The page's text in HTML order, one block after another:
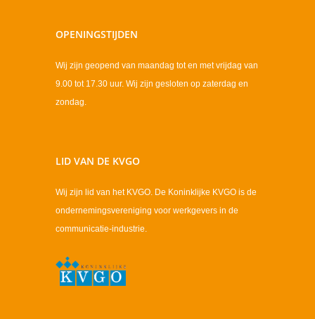
OPENINGSTIJDEN
Wij zijn geopend van maandag tot en met vrijdag van
9.00 tot 17.30 uur. Wij zijn gesloten op zaterdag en
zondag.
LID VAN DE KVGO
Wij zijn lid van het KVGO. De Koninklijke KVGO is de
ondernemingsvereniging voor werkgevers in de
communicatie-industrie.